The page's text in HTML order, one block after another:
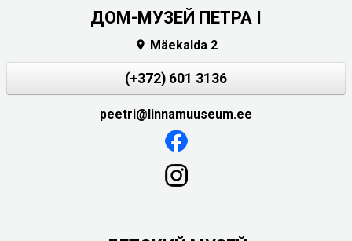
ДОМ-МУЗЕЙ ПЕТРА I
 Mäekalda 2
(+372) 601 3136
peetri@linnamuuseum.ee